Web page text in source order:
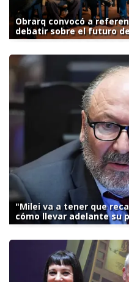
Obrarq convocó a
debatir sobre el futuro
"Milei va a tener que
cómo llevar adelante su